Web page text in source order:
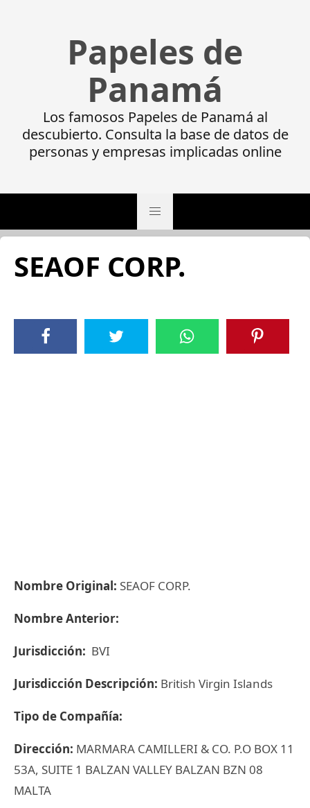
Papeles de
Panamá
Los famosos Papeles de Panamá al
descubierto. Consulta la base de datos de
personas y empresas implicadas online
SEAOF CORP.
Nombre Original: SEAOF CORP.
Nombre Anterior:
Jurisdicción: BVI
Jurisdicción Descripción: British Virgin Islands
Tipo de Compañía:
Dirección: MARMARA CAMILLERI & CO. P.O BOX 11
53A, SUITE 1 BALZAN VALLEY BALZAN BZN 08
MALTA